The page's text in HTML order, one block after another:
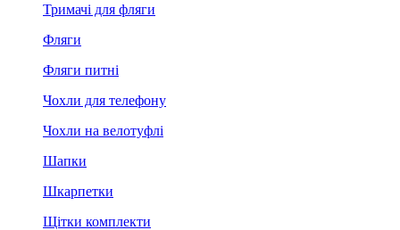
Тримачі для фляги
Фляги
Фляги питні
Чохли для телефону
Чохли на велотуфлі
Шапки
Шкарпетки
Щітки комплекти